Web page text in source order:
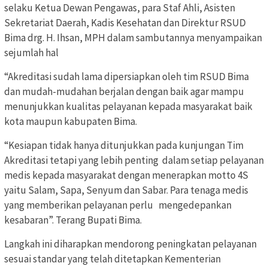
selaku Ketua Dewan Pengawas, para Staf Ahli, Asisten
Sekretariat Daerah, Kadis Kesehatan dan Direktur RSUD
Bima drg. H. Ihsan, MPH dalam sambutannya menyampaikan
sejumlah hal
“Akreditasi sudah lama dipersiapkan oleh tim RSUD Bima
dan mudah-mudahan berjalan dengan baik agar mampu
menunjukkan kualitas pelayanan kepada masyarakat baik
kota maupun kabupaten Bima.
“Kesiapan tidak hanya ditunjukkan pada kunjungan Tim
Akreditasi tetapi yang lebih penting dalam setiap pelayanan
medis kepada masyarakat dengan menerapkan motto 4S
yaitu Salam, Sapa, Senyum dan Sabar. Para tenaga medis
yang memberikan pelayanan perlu mengedepankan
kesabaran”. Terang Bupati Bima.
Langkah ini diharapkan mendorong peningkatan pelayanan
sesuai standar yang telah ditetapkan Kementerian